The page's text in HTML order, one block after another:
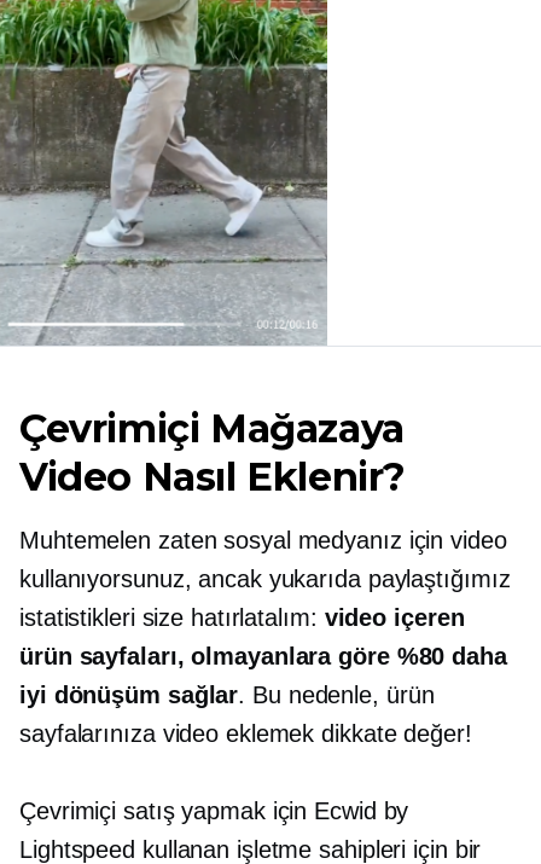
Çevrimiçi Mağazaya
Video Nasıl Eklenir?
Muhtemelen zaten sosyal medyanız için video
kullanıyorsunuz, ancak yukarıda paylaştığımız
istatistikleri size hatırlatalım: video içeren
ürün sayfaları, olmayanlara göre %80 daha
iyi dönüşüm sağlar. Bu nedenle, ürün
sayfalarınıza video eklemek dikkate değer!
Çevrimiçi satış yapmak için Ecwid by
Lightspeed kullanan işletme sahipleri için bir